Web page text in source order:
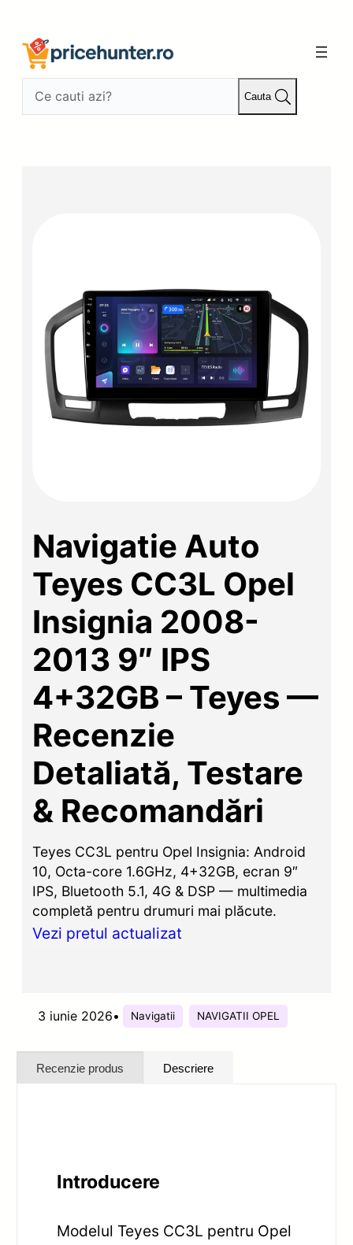
conținut
Cauta
Navigatie Auto
Teyes CC3L Opel
Insignia 2008-
2013 9″ IPS
4+32GB – Teyes —
Recenzie
Detaliată, Testare
& Recomandări
Teyes CC3L pentru Opel Insignia: Android
10, Octa-core 1.6GHz, 4+32GB, ecran 9″
IPS, Bluetooth 5.1, 4G & DSP — multimedia
completă pentru drumuri mai plăcute.
Vezi pretul actualizat
3 iunie 2026• Navigatii NAVIGATII OPEL
Recenzie produs Descriere
Introducere
Modelul Teyes CC3L pentru Opel